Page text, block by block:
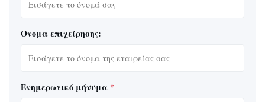
Όνομα επιχείρησης:
Ενημερωτικό μήνυμα *